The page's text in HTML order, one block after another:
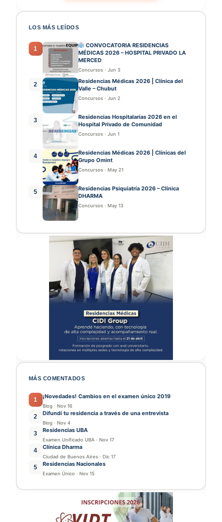
LOS MÁS LEÍDOS
1
CONVOCATORIA RESIDENCIAS
MÉDICAS 2026 – HOSPITAL PRIVADO LA
MERCED
Concursos · Jun 3
2
Residencias Médicas 2026 | Clínica del
Valle – Chubut
Concursos · Jun 2
3
Residencias Hospitalarias 2026 en el
Hospital Privado de Comunidad
Concursos · Jun 1
4
Residencias Médicas 2026 | Clínicas del
Grupo Omint
Concursos · May 21
5
Residencias Psiquiatría 2026 – Clínica
DHARMA
Concursos · May 13
MÁS COMENTADOS
1 ¡Novedades! Cambios en el examen único 2019
Blog · Nov 16
2 Difundí tu residencia a través de una entrevista
Blog · Nov 4
3 Residencias UBA
Examen Unificado UBA · Nov 17
4 Clínica Dharma
Ciudad de Buenos Aires · Dic 17
5 Residencias Nacionales
Examen Único · Nov 15